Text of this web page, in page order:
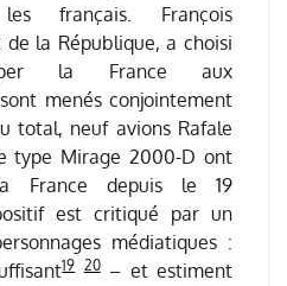
les français. François
la République, a choisi
la France aux
menés conjointement
total, neuf avions Rafale
type Mirage 2000-D ont
France depuis le 19
est critiqué par un
médiatiques :
19 20– et estiment